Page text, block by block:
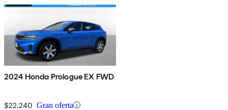
2024 Honda Prologue EX FWD
$22,240 Gran oferta